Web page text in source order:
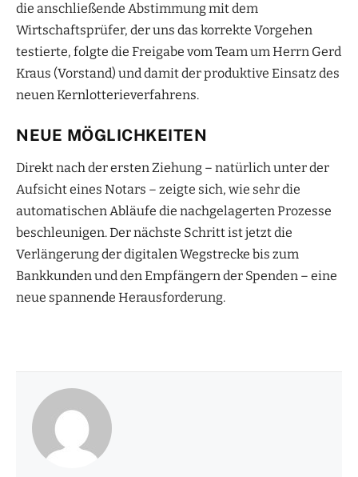
die anschließende Abstimmung mit dem
Wirtschaftsprüfer, der uns das korrekte Vorgehen
testierte, folgte die Freigabe vom Team um Herrn Gerd
Kraus (Vorstand) und damit der produktive Einsatz des
neuen Kernlotterieverfahrens.
NEUE MÖGLICHKEITEN
Direkt nach der ersten Ziehung – natürlich unter der
Aufsicht eines Notars – zeigte sich, wie sehr die
automatischen Abläufe die nachgelagerten Prozesse
beschleunigen. Der nächste Schritt ist jetzt die
Verlängerung der digitalen Wegstrecke bis zum
Bankkunden und den Empfängern der Spenden – eine
neue spannende Herausforderung.